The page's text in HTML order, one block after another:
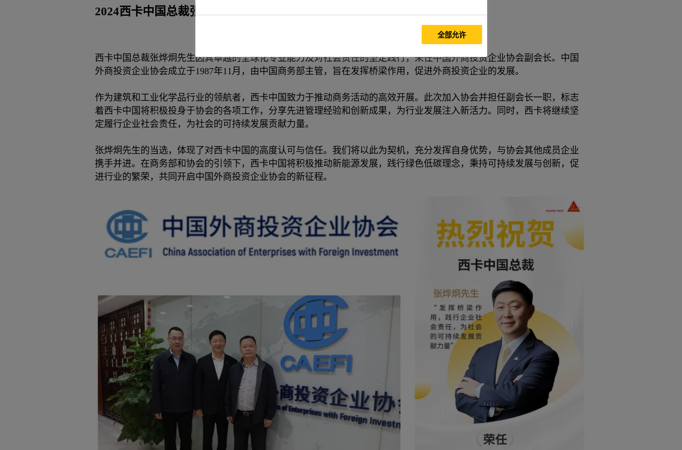
2024西卡中国总裁张烨炯荣任中国外商投资企业协会副会长，开启新征程
西卡中国总裁张烨炯先生因其卓越的全球化专业能力及对社会责任的坚定践行，荣任中国外商投资企业协会副会长。中国
外商投资企业协会成立于1987年11月，由中国商务部主管，旨在发挥桥梁作用，促进外商投资企业的发展。
作为建筑和工业化学品行业的领航者，西卡中国致力于推动商务活动的高效开展。此次加入协会并担任副会长一职，标志
着西卡中国将积极投身于协会的各项工作，分享先进管理经验和创新成果，为行业发展注入新活力。同时，西卡将继续坚
定履行企业社会责任，为社会的可持续发展贡献力量。
张烨炯先生的当选，体现了对西卡中国的高度认可与信任。我们将以此为契机，充分发挥自身优势，与协会其他成员企业
携手并进。在商务部和协会的引领下，西卡中国将积极推动新能源发展，践行绿色低碳理念，秉持可持续发展与创新，促
进行业的繁荣，共同开启中国外商投资企业协会的新征程。
全部允许